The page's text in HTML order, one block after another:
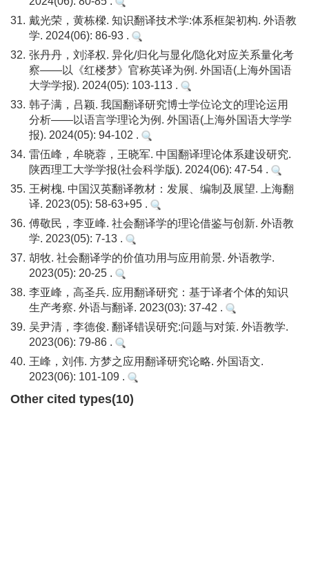
31. 戴光荣，黄栋樑. 知识翻译技术学:体系框架初构. 外语教
学. 2024(06): 86-93 .
32. 张丹丹，刘泽权. 异化/归化与显化/隐化对应关系量化考
察——以《红楼梦》官称英译为例. 外国语(上海外国语
大学学报). 2024(05): 103-113 .
33. 韩子满，吕颖. 我国翻译研究博士学位论文的理论运用
分析——以语言学理论为例. 外国语(上海外国语大学学
报). 2024(05): 94-102 .
34. 雷伍峰，牟晓蓉，王晓军. 中国翻译理论体系建设研究.
陕西理工大学学报(社会科学版). 2024(06): 47-54 .
35. 王树槐. 中国汉英翻译教材：发展、编制及展望. 上海翻
译. 2023(05): 58-63+95 .
36. 傅敬民，李亚峰. 社会翻译学的理论借鉴与创新. 外语教
学. 2023(05): 7-13 .
37. 胡牧. 社会翻译学的价值功用与应用前景. 外语教学.
2023(05): 20-25 .
38. 李亚峰，高圣兵. 应用翻译研究：基于译者个体的知识
生产考察. 外语与翻译. 2023(03): 37-42 .
39. 吴尹清，李德俊. 翻译错误研究:问题与对策. 外语教学.
2023(06): 79-86 .
40. 王峰，刘伟. 方梦之应用翻译研究论略. 外国语文.
2023(06): 101-109 .
Other cited types(10)